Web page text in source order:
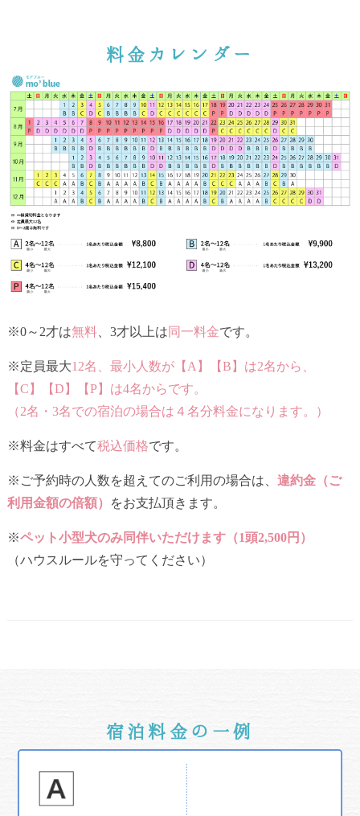
料金カレンダー
※0～2才は無料、3才以上は同一料金です。
※定員最大12名、最小人数が【A】【B】は2名から、
【C】【D】【P】は4名からです。
（2名・3名での宿泊の場合は４名分料金になります。）
※料金はすべて税込価格です。
※ご予約時の人数を超えてのご利用の場合は、 違約金（ご
利用金額の倍額）
をお支払頂きます。
※ペット小型犬のみ同伴いただけます（1頭2,500円）
（ハウスルールを守ってください）
宿泊料金の一例